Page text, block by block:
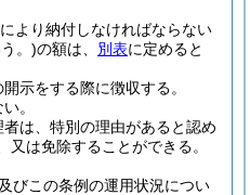
より納付しなければならない
。)の額は、 別表に定めると
示をする際に徴収する。
。
は、特別の理由があると認め
は免除することができる。
びこの条例の運用状況につい